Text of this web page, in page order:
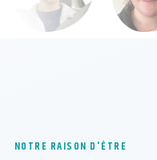
NOTRE RAISON D'ÊTRE